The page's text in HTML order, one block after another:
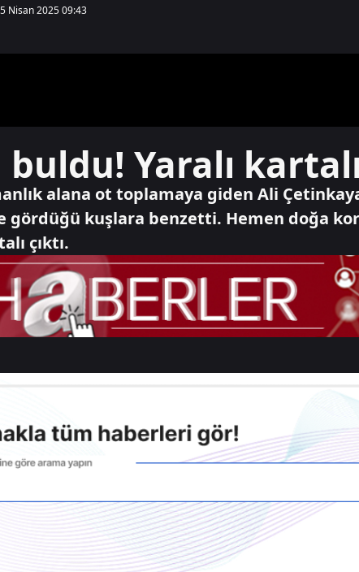
Nisan 2025 09:43
Yaralı
alana ot toplamaya giden Ali
gördüğü kuşlara benzetti. Hemen doğa
çıktı.